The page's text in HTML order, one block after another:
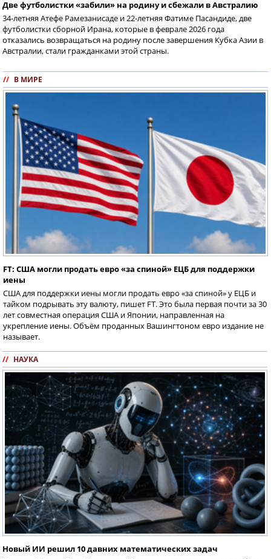
Две футболистки «забили» на родину и сбежали в Австралию
34-летняя Атефе Рамезанисаде и 22-летняя Фатиме Пасандиде, две
футболистки сборной Ирана, которые в феврале 2026 года
отказались возвращаться на родину после завершения Кубка Азии в
Австралии, стали гражданками этой страны.
// В МИРЕ
FT: США могли продать евро «за спиной» ЕЦБ для поддержки
иены
США для поддержки иены могли продать евро «за спиной» у ЕЦБ и
тайком подрывать эту валюту, пишет FT. Это была первая почти за 30
лет совместная операция США и Японии, направленная на
укрепление иены. Объём проданных Вашингтоном евро издание не
называет.
// НАУКА
Новый ИИ решил 10 давних математических задач